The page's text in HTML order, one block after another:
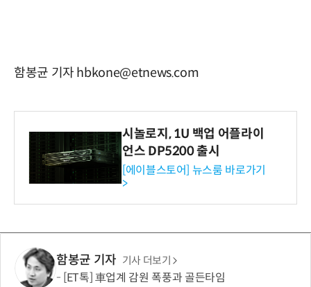
함봉균 기자 hbkone@etnews.com
시놀로지, 1U 백업 어플라이
언스 DP5200 출시
[에이블스토어] 뉴스룸 바로가기
>
함봉균 기자 기사 더보기
[ET톡] 車업계 감원 폭풍과 골든타임